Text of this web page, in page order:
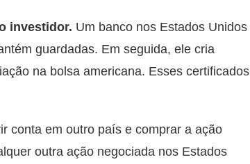
investidor. Um banco nos Estados Unidos
guardadas. Em seguida, ele cria
na bolsa americana. Esses certificados
conta em outro país e comprar a ação
outra ação negociada nos Estados